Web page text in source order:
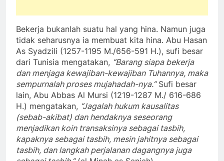
Bekerja bukanlah suatu hal yang hina. Namun juga
tidak seharusnya ia membuat kita hina. Abu Hasan
As Syadzili (1257-1195 M./656-591 H.), sufi besar
dari Tunisia mengatakan, “Barang siapa bekerja
dan menjaga kewajiban-kewajiban Tuhannya, maka
sempurnalah proses mujahadah-nya.”Sufi besar
lain, Abu Abbas Al Mursi (1219-1287 M./ 616-686
H.) mengatakan, “Jagalah hukum kausalitas
(sebab-akibat) dan hendaknya seseorang
menjadikan koin transaksinya sebagai tasbih,
kapaknya sebagai tasbih, mesin jahitnya sebagai
tasbih, dan langkah perjalanan dagangnya juga